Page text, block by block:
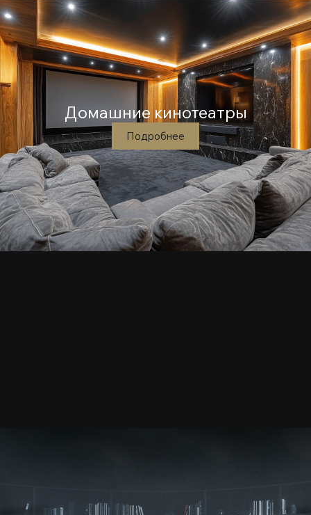
Домашние кинотеатры
Подробнее